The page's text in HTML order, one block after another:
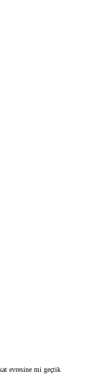
evresine mi geçtik